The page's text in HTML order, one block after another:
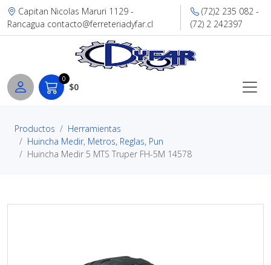
Capitan Nicolas Maruri 1129 -
Rancagua contacto@ferreteriadyfar.cl
(72)2 235 082 -
(72) 2 242397
0
$0
Productos
Herramientas
Huincha Medir, Metros, Reglas, Pun
Huincha Medir 5 MTS Truper FH-5M 14578